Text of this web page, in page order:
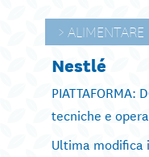
ALIMENTARE
Nestlé
tecniche e
Ultima modifica